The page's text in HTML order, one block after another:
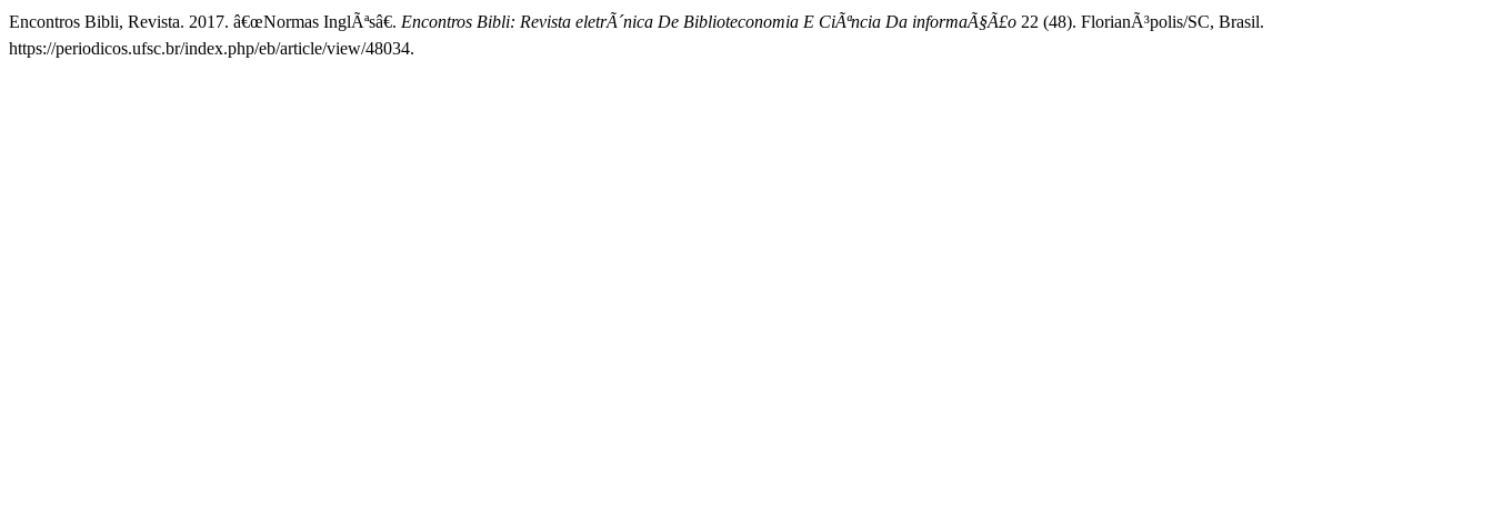
Encontros Bibli, Revista. 2017. â€œNormas InglÃªsâ€. Encontros Bibli: Revista eletrÃ´nica De Biblioteconomia E CiÃªncia Da informaÃ§Ã£o 22 (48). FlorianÃ³polis/SC, Brasil.
https://periodicos.ufsc.br/index.php/eb/article/view/48034.